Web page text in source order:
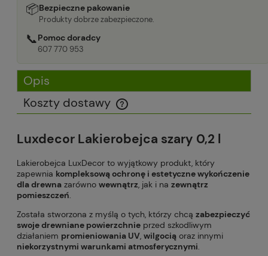
📦Bezpieczne pakowanie
Produkty dobrze zabezpieczone.
📞Pomoc doradcy
607 770 953
Opis
Koszty dostawy
Cena nie zawiera ewentualnych kosztów płatności
Luxdecor Lakierobejca szary 0,2 l
Lakierobejca LuxDecor to wyjątkowy produkt, który
zapewnia kompleksową ochronę i estetyczne wykończenie
dla drewna zarówno wewnątrz, jak i na zewnątrz
pomieszczeń.
Została stworzona z myślą o tych, którzy chcą zabezpieczyć
swoje drewniane powierzchnie przed szkodliwym
działaniem promieniowania UV, wilgocią oraz innymi
niekorzystnymi warunkami atmosferycznymi.